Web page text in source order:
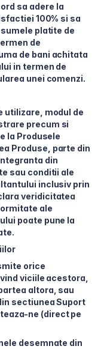
sa adere la
100% si sa
platite de
de
de bani achitata
in termen de
unei comenzi.
utilizare, modul de
precum si
la Produsele
Produse, parte din
din
sau conditii ale
inclusiv prin
veridicitatea
ale
poate pune la
orice
viciile acestora,
altora, sau
sectiunea Suport
ne (direct pe
desemnate din